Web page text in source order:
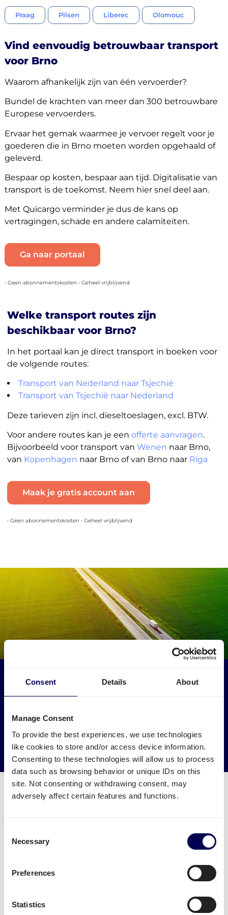
Consent Details About
Manage Consent
To provide the best experiences, we use technologies
like cookies to store and/or access device information.
Consenting to these technologies will allow us to process
data such as browsing behavior or unique IDs on this
site. Not consenting or withdrawing consent, may
adversely affect certain features and functions.
Selection
Necessary
Preferences
Statistics
Praag Pilsen Liberec Olomouc
Vind eenvoudig betrouwbaar transport
voor Brno
Waarom afhankelijk zijn van één vervoerder?
Bundel de krachten van meer dan 300 betrouwbare
Europese vervoerders.
Ervaar het gemak waarmee je vervoer regelt voor je
goederen die in Brno moeten worden opgehaald of
geleverd.
Bespaar op kosten, bespaar aan tijd. Digitalisatie van
transport is de toekomst. Neem hier snel deel aan.
Met Quicargo verminder je dus de kans op
vertragingen, schade en andere calamiteiten.
Ga naar portaal
• Geen abonnementskosten • Geheel vrijblijvend
Welke transport routes zijn
beschikbaar voor Brno?
In het portaal kan je direct transport in boeken voor
de volgende routes:
Transport van Nederland naar Tsjechië
Transport van Tsjechië naar Nederland
Deze tarieven zijn incl. dieseltoeslagen, excl. BTW.
Voor andere routes kan je een offerte aanvragen.
Bijvoorbeeld voor transport van Wenen naar Brno,
van Kopenhagen naar Brno of van Brno naar Riga
Maak je gratis account aan
• Geen abonnementskosten • Geheel vrijblijvend
Laat je vracht naar en van Brno ophalen door
→ Ga van start
Verminder je CO2 uitstoot
beschikbaar voor Brno?
vanuit Nederland naar Brno.
zakelijk pakketten
vanuit Nederland naar Brno. Let wel:
pakketten staat momenteel enkel open voor